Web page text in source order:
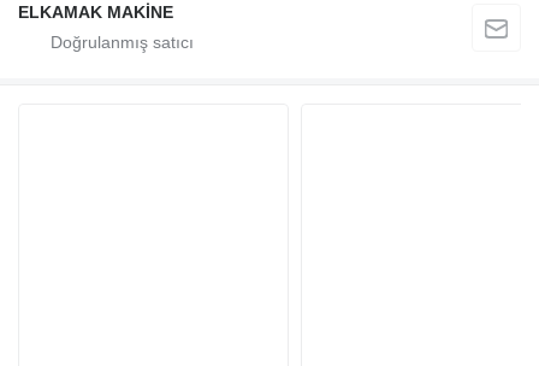
ELKAMAK MAKİNE